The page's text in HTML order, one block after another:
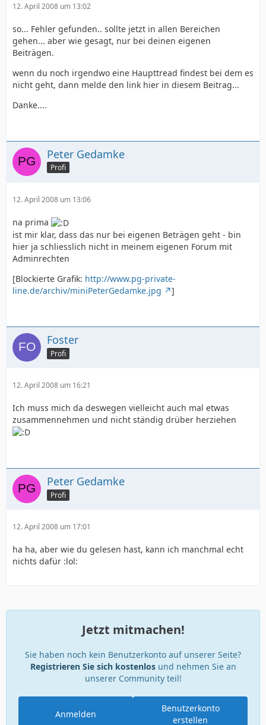
12. April 2008 um 13:02
so... Fehler gefunden.. sollte jetzt in allen Bereichen
gehen... aber wie gesagt, nur bei deinen eigenen
Beiträgen.
wenn du noch irgendwo eine Haupttread findest bei dem es
nicht geht, dann melde den link hier in diesem Beitrag...
Danke....
Peter Gedamke
Profi
12. April 2008 um 13:06
na prima
ist mir klar, dass das nur bei eigenen Beträgen geht - bin
hier ja schliesslich nicht in meinem eigenen Forum mit
Adminrechten
[Blockierte Grafik: http://www.pg-private-
line.de/archiv/miniPeterGedamke.jpg
]
Foster
Profi
12. April 2008 um 16:21
Ich muss mich da deswegen vielleicht auch mal etwas
zusammennehmen und nicht ständig drüber herziehen
Peter Gedamke
Profi
12. April 2008 um 17:01
ha ha, aber wie du gelesen hast, kann ich manchmal echt
nichts dafür :lol:
Jetzt mitmachen!
Sie haben noch kein Benutzerkonto auf unserer Seite?
Registrieren Sie sich kostenlosund nehmen Sie an
unserer Community teil!
Benutzerkonto
erstellen
Anmelden